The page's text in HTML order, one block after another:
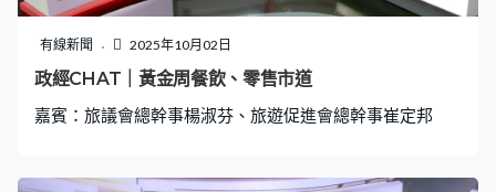
有線新聞 2025年10月02日
政經CHAT｜黃金周餐飲、零售市道
嘉賓：旅議會總幹事楊淑芬、旅遊促進會總幹事崔定邦